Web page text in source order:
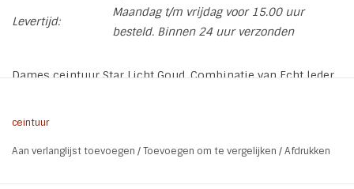
Levertijd:
Maandag t/m vrijdag voor 15.00 uur
besteld. Binnen 24 uur verzonden
Dames ceintuur Star Licht Goud. Combinatie van Echt leder
ceintuur
Aan verlanglijst toevoegen /Toevoegen om te vergelijken /Afdrukken